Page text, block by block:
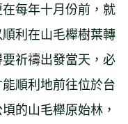
每年十月份前，就
利在山毛櫸樹葉轉
祈禱出發當天，必
順利地前往位於台
的山毛櫸原始林，